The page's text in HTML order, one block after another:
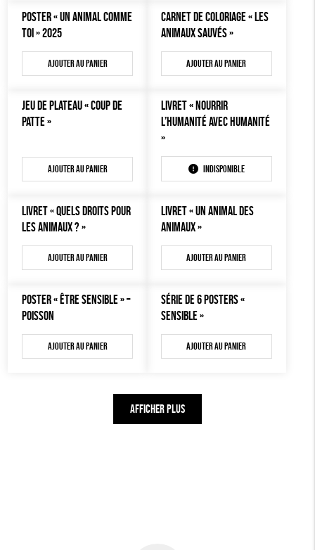
LIBRAIRIE
CUISINE / NUTRITION
ACCESSOIRES
POSTER « UN ANIMAL COMME
TOI » 2025
Ajouter au panier
CARNET DE COLORIAGE « LES
ANIMAUX SAUVÉS »
Ajouter au panier
JEU DE PLATEAU « COUP DE
PATTE »
Ajouter au panier
LIVRET « NOURRIR
L’HUMANITÉ AVEC HUMANITÉ
»
Indisponible
LIVRET « QUELS DROITS POUR
LES ANIMAUX ? »
Ajouter au panier
LIVRET « UN ANIMAL DES
ANIMAUX »
Ajouter au panier
POSTER « ÊTRE SENSIBLE » –
POISSON
Ajouter au panier
SÉRIE DE 6 POSTERS «
SENSIBLE »
Ajouter au panier
AFFICHER PLUS